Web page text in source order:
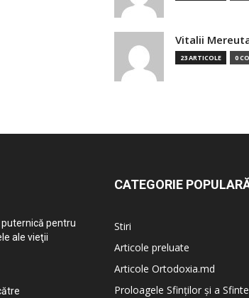
Vitalii
23 ARTICOLE 0
puternică pentru
ale vieţii
CATEGORIE
Stiri
Articole preluate
Articole Ortodoxia.md
Proloagele Sfinților și a